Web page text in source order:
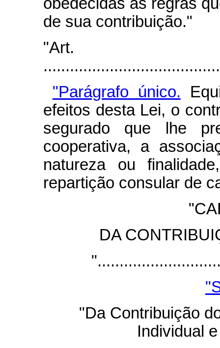
obedecidas as regras
de sua contribuição."
"Parágrafo único.
efeitos desta Lei, o
segurado que lhe
cooperativa, a
natureza ou
repartição consular de
DA
"Da Contribuição
Individual